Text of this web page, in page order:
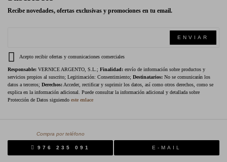
Recibe novedades, ofertas exclusivas y promociones en tu email.
ENVIAR
Acepto recibir ofertas y comunicaciones comerciales
Responsable: VERNICE ARGENTO, S.L.; Finalidad: envío de información sobre productos y
servicios propios al suscrito; Legitimación: Consentimiento; Destinatarios: No se comunicarán los
datos a terceros; Derechos: Acceder, rectificar y suprimir los datos, así como otros derechos, como se
explica en la información adicional. Puede consultar la información adicional y detallada sobre
Protección de Datos siguiendo este enlace
Compra por teléfono
976 235 091 E-MAIL